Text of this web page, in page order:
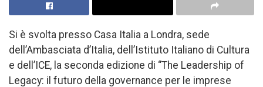
Si è svolta presso Casa Italia a Londra, sede
dell’Ambasciata d’Italia, dell’Istituto Italiano di Cultura
e dell’ICE, la seconda edizione di “The Leadership of
Legacy: il futuro della governance per le imprese